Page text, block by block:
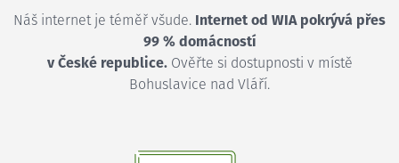
Náš internet je téměř všude. Internet od WIA pokrývá přes
99 % domácností
v České republice.Ověřte si dostupnosti v místě
Bohuslavice nad Vláří.